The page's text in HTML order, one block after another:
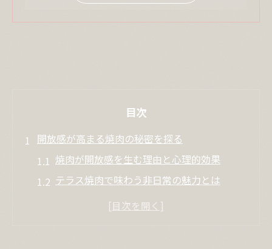
目次
開放感が高まる焼肉の秘密を探る
焼肉が開放感を生む理由と心理的効果
テラス焼肉で味わう非日常の魅力とは
焼肉と外の空気が気分転換に最適な理由